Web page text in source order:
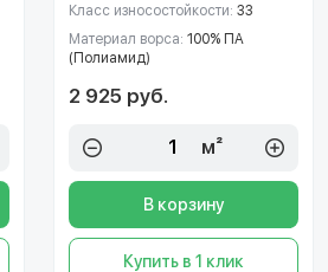
Класс износостойкости: 33
Материал ворса: 100% ПА
(Полиамид)
2 925 руб.
м²
В корзину
Купить в 1 клик